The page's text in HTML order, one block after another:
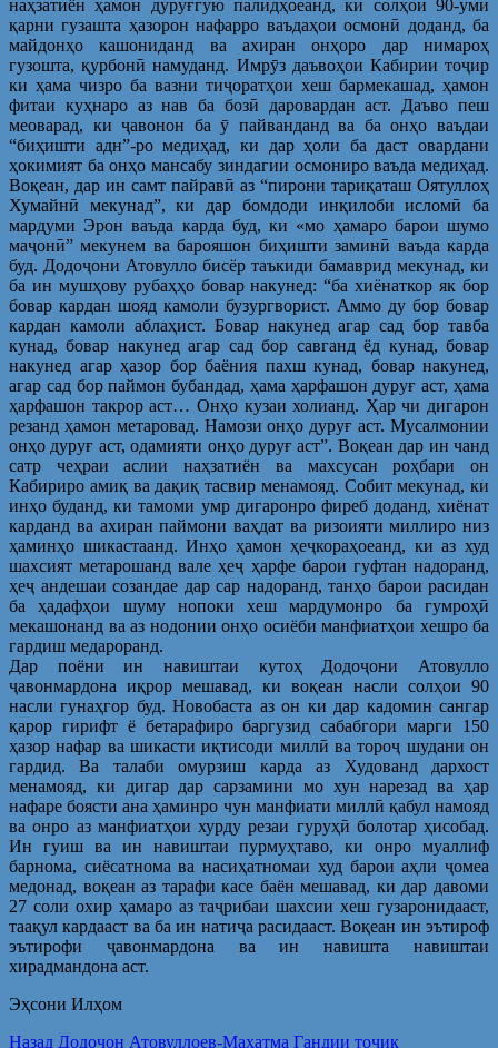
наҳзатиён ҳамон дуруғгую палидҳоеанд, ки солҳои 90-уми
қарни гузашта ҳазорон нафарро ваъдаҳои осмонӣ доданд, ба
майдонҳо кашониданд ва ахиран онҳоро дар нимароҳ
гузошта, қурбонӣ намуданд. Имрӯз даъвоҳои Кабирии тоҷир
ки ҳама чизро ба вазни тиҷоратҳои хеш бармекашад, ҳамон
фитаи куҳнаро аз нав ба бозӣ даровардан аст. Даъво пеш
меоварад, ки ҷавонон ба ӯ пайванданд ва ба онҳо ваъдаи
“биҳишти адн”-ро медиҳад, ки дар ҳоли ба даст овардани
ҳокимият ба онҳо мансабу зиндагии осмониро ваъда медиҳад.
Воқеан, дар ин самт пайравӣ аз “пирони тариқаташ Оятуллоҳ
Хумайнӣ мекунад”, ки дар бомдоди инқилоби исломӣ ба
мардуми Эрон ваъда карда буд, ки «мо ҳамаро барои шумо
маҷонӣ” мекунем ва барояшон биҳишти заминӣ ваъда карда
буд. Додоҷони Атовулло бисёр таъкиди бамаврид мекунад, ки
ба ин мушҳову рубаҳҳо бовар накунед: “ба хиёнаткор як бор
бовар кардан шояд камоли бузургворист. Аммо ду бор бовар
кардан камоли аблаҳист. Бовар накунед агар сад бор тавба
кунад, бовар накунед агар сад бор савганд ёд кунад, бовар
накунед агар ҳазор бор баёния пахш кунад, бовар накунед,
агар сад бор паймон бубандад, ҳама ҳарфашон дуруғ аст, ҳама
ҳарфашон такрор аст… Онҳо кузаи холианд. Ҳар чи дигарон
резанд ҳамон метаровад. Намози онҳо дуруғ аст. Мусалмонии
онҳо дуруғ аст, одамияти онҳо дуруғ аст”. Воқеан дар ин чанд
сатр чеҳраи аслии наҳзатиён ва махсусан роҳбари он
Кабириро амиқ ва дақиқ тасвир менамояд. Собит мекунад, ки
инҳо буданд, ки тамоми умр дигаронро фиреб доданд, хиёнат
карданд ва ахиран паймони ваҳдат ва ризоияти миллиро низ
ҳаминҳо шикастаанд. Инҳо ҳамон ҳеҷкораҳоеанд, ки аз худ
шахсият метарошанд вале ҳеҷ ҳарфе барои гуфтан надоранд,
ҳеҷ андешаи созандае дар сар надоранд, танҳо барои расидан
ба ҳадафҳои шуму нопоки хеш мардумонро ба гумроҳӣ
мекашонанд ва аз нодонии онҳо осиёби манфиатҳои хешро ба
гардиш медароранд.
Дар поёни ин навиштаи кутоҳ Додоҷони Атовулло
ҷавонмардона иқрор мешавад, ки воқеан насли солҳои 90
насли гунаҳгор буд. Новобаста аз он ки дар кадомин сангар
қарор гирифт ё бетарафиро баргузид сабабгори марги 150
ҳазор нафар ва шикасти иқтисоди миллӣ ва тороҷ шудани он
гардид. Ва талаби омурзиш карда аз Худованд дархост
менамояд, ки дигар дар сарзамини мо хун нарезад ва ҳар
нафаре боясти ана ҳаминро чун манфиати миллӣ қабул намояд
ва онро аз манфиатҳои хурду резаи гуруҳӣ болотар ҳисобад.
Ин гуиш ва ин навиштаи пурмуҳтаво, ки онро муаллиф
барнома, сиёсатнома ва насиҳатномаи худ барои аҳли ҷомеа
медонад, воқеан аз тарафи касе баён мешавад, ки дар давоми
27 соли охир ҳамаро аз таҷрибаи шахсии хеш гузаронидааст,
таақул кардааст ва ба ин натиҷа расидааст. Воқеан ин эътироф
эътирофи ҷавонмардона ва ин навишта навиштаи
хирадмандона аст.
Эҳсони Илҳом
Назад Предыдущая
Додоҷон Атовуллоев-Маҳатма Гандии тоҷик